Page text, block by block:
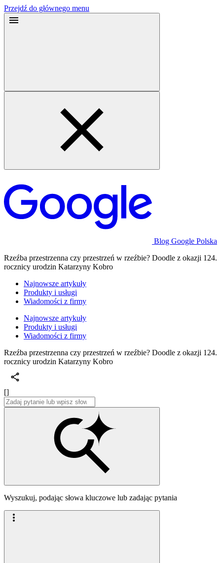
Przejdź do głównego menu
Blog Google Polska
Rzeźba przestrzenna czy przestrzeń w rzeźbie? Doodle z okazji 124.
rocznicy urodzin Katarzyny Kobro
Najnowsze artykuły
Produkty i usługi
Wiadomości z firmy
Najnowsze artykuły
Produkty i usługi
Wiadomości z firmy
Rzeźba przestrzenna czy przestrzeń w rzeźbie? Doodle z okazji 124.
rocznicy urodzin Katarzyny Kobro
[]
Wyszukuj, podając słowa kluczowe lub zadając pytania